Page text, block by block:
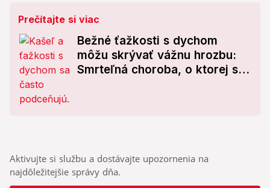
Prečítajte si viac
Bežné ťažkosti s dychom
môžu skrývať vážnu hrozbu:
Smrteľná choroba, o ktorej ste
Aktivujte si službu a dostávajte upozornenia na
najdôležitejšie správy dňa.